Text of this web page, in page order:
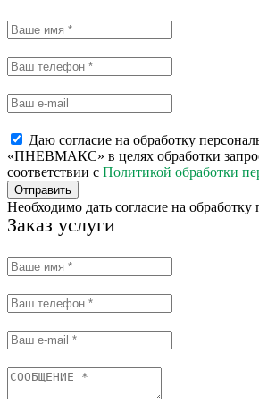
Даю согласие на обработку
«ПНЕВМАКС» в целях обработки
соответствии с Политикой обработки
Отправить
Необходимо дать согласие на
Заказ услуги